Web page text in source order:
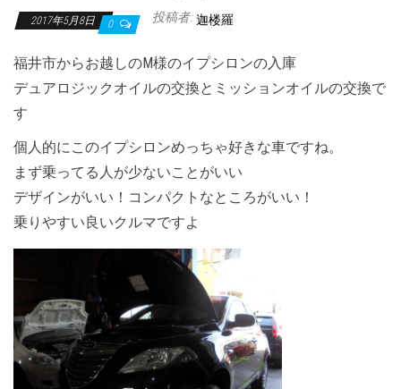
2017年5月8日 0 投稿者: 迦楼羅
福井市からお越しのM様のイプシロンの入庫
デュアロジックオイルの交換とミッションオイルの交換で
す
個人的にこのイプシロンめっちゃ好きな車ですね。
まず乗ってる人が少ないことがいい
デザインがいい！コンパクトなところがいい！
乗りやすい良いクルマですよ